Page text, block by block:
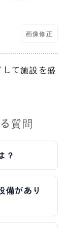
画像修正
て施設を盛
質問
？
備があり